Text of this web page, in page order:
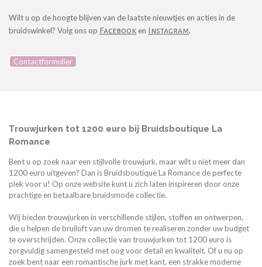
Wilt u op de hoogte blijven van de laatste nieuwtjes en acties in de
bruidswinkel? Volg ons op Facebook en Instagram.
Contactformulier
Trouwjurken tot 1200 euro bij Bruidsboutique La
Romance
Bent u op zoek naar een stijlvolle trouwjurk, maar wilt u niet meer dan
1200 euro uitgeven? Dan is Bruidsboutique La Romance de perfecte
plek voor u! Op onze website kunt u zich laten inspireren door onze
prachtige en betaalbare bruidsmode collectie.
Wij bieden trouwjurken in verschillende stijlen, stoffen en ontwerpen,
die u helpen de bruiloft van uw dromen te realiseren zonder uw budget
te overschrijden. Onze collectie van trouwjurken tot 1200 euro is
zorgvuldig samengesteld met oog voor detail en kwaliteit. Of u nu op
zoek bent naar een romantische jurk met kant, een strakke moderne